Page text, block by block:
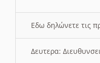
Εδω δηλώνετε τις
Δευτερα: